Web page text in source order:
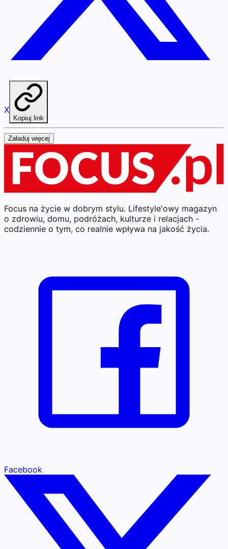
X
Kopiuj link
Załaduj więcej
Focus na życie w dobrym stylu. Lifestyle'owy magazyn
o zdrowiu, domu, podróżach, kulturze i relacjach -
codziennie o tym, co realnie wpływa na jakość życia.
Facebook